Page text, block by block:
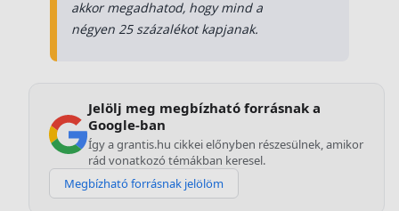
Betegbiztosítás
Egészségpénztár – Spórolj évi akár 150 ezer
Befektetés
Állampapír
Legjobb befektetés
Részvény vásárlás
akkor megadhatod, hogy mind a
négyen 25 százalékot kapjanak.
Jelölj meg megbízható forrásnak a
Google-ban
Így a grantis.hu cikkei előnyben részesülnek, amikor
rád vonatkozó témákban keresel.
Megbízható forrásnak jelölöm